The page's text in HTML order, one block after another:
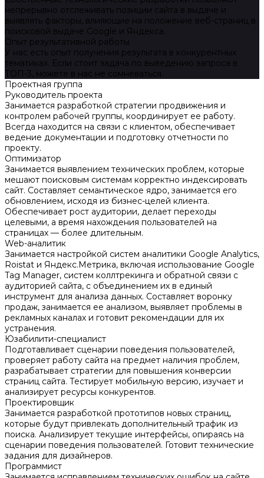
непрерывно отслеживать позиции сайта в выдаче и
выявлять факторы, влияющие на положение веб-страниц в
поисковой выдаче Google и Яндекса.
Опыт результативной работы
У нас есть опыт получения результата в конкурентных
тематиках. Если стоит задача по выведению запроса в
ТОП-3, можете в нас не сомневаться.
Проектная группа
Руководитель проекта
Занимается разработкой стратегии продвижения и
контролем рабочей группы, координирует ее работу.
Всегда находится на связи с клиентом, обеспечивает
ведение документации и подготовку отчетности по
проекту.
Оптимизатор
Занимается выявлением технических проблем, которые
мешают поисковым системам корректно индексировать
сайт. Составляет семантическое ядро, занимается его
обновлением, исходя из бизнес-целей клиента.
Обеспечивает рост аудитории, делает переходы
целевыми, а время нахождения пользователей на
страницах — более длительным.
Web-аналитик
Занимается настройкой систем аналитики Google Analytics,
Roistat и Яндекс.Метрика, включая использование Google
Tag Manager, систем коллтрекинга и обратной связи с
аудиторией сайта, с объединением их в единый
инструмент для анализа данных. Составляет воронку
продаж, занимается ее анализом, выявляет проблемы в
рекламных каналах и готовит рекомендации для их
устранения.
Юзабилити-специалист
Подготавливает сценарии поведения пользователей,
проверяет работу сайта на предмет наличия проблем,
разрабатывает стратегии для повышения конверсии
страниц сайта. Тестирует мобильную версию, изучает и
анализирует ресурсы конкурентов.
Проектировщик
Занимается разработкой прототипов новых страниц,
которые будут привлекать дополнительный трафик из
поиска. Анализирует текущие интерфейсы, опираясь на
сценарии поведения пользователей. Готовит технические
задания для дизайнеров.
Программист